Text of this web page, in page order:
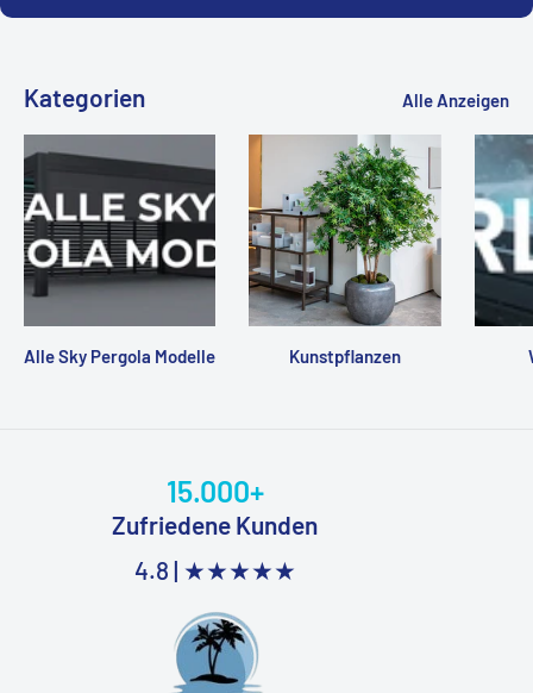
Kategorien Alle Anzeigen
Alle Sky Pergola Modelle Kunstpflanzen
15.000+
Zufriedene Kunden
4.8 | ★★★★★